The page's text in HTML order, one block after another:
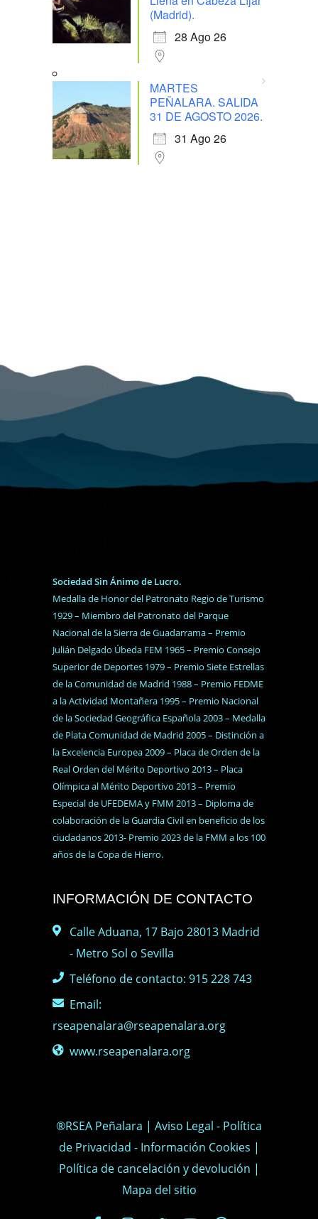
(Madrid).
28 Ago 26
MARTES
PEÑALARA. SALIDA
31 DE AGOSTO 2026.
31 Ago 26
Sociedad Sin Ánimo de Lucro.
Medalla de Honor del Patronato Regio de Turismo
1929 – Miembro del Patronato del Parque
Nacional de la Sierra de Guadarrama – Premio
Julián Delgado Úbeda FEM 1965 – Premio Consejo
Superior de Deportes 1979 – Premio Siete Estrellas
de la Comunidad de Madrid 1988 – Premio FEDME
a la Actividad Montañera 1995 – Premio Nacional
de la Sociedad Geográfica Española 2003 – Medalla
de Plata Comunidad de Madrid 2005 – Distinción a
la Excelencia Europea 2009 – Placa de Orden de la
Real Orden del Mérito Deportivo 2013 – Placa
Olímpica al Mérito Deportivo 2013 – Premio
Especial de UFEDEMA y FMM 2013 – Diploma de
colaboración de la Guardia Civil en beneficio de los
ciudadanos 2013- Premio 2023 de la FMM a los 100
años de la Copa de Hierro.
INFORMACIÓN DE CONTACTO
Calle Aduana, 17 Bajo 28013 Madrid
- Metro Sol o Sevilla
Teléfono de contacto: 915 228 743
Email:
rseapenalara@rseapenalara.org
www.rseapenalara.org
®RSEA Peñalara | Aviso Legal - Política
de Privacidad - Información Cookies |
Política de cancelación y devolución |
Mapa del sitio